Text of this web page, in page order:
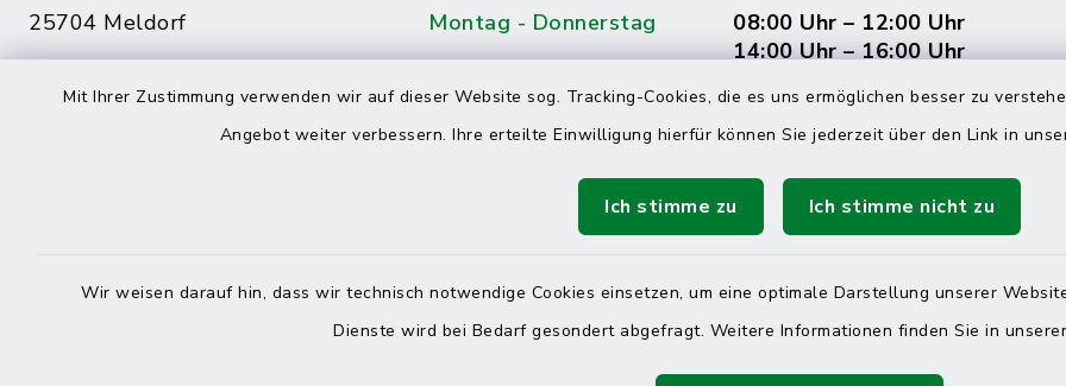
Mit Ihrer Zustimmung verwenden wir auf dieser Website sog. Tracking-Cookies, die es uns ermöglichen besser zu
Angebot weiter verbessern. Ihre erteilte Einwilligung hierfür können Sie jederzeit über den Link in
Ich stimme zu Ich stimme nicht zu
Wir weisen darauf hin, dass wir technisch notwendige Cookies einsetzen, um eine optimale Darstellung unserer
Dienste wird bei Bedarf gesondert abgefragt. Weitere Informationen finden Sie in
25704 Meldorf
04832 6065-215
Montag - Donnerstag
08:00 Uhr – 12:00 Uhr
14:00 Uhr – 16:00 Uhr
Freitag
08:00 Uhr – 12:00 Uhr
Online-Terminvereinbarung
Haben Sie ein dringendes Anliegen, finden aber online
keinen zeitnahen Termin? Rufen Sie uns gerne unter der
Telefonnummer 04832 6065 0 an!